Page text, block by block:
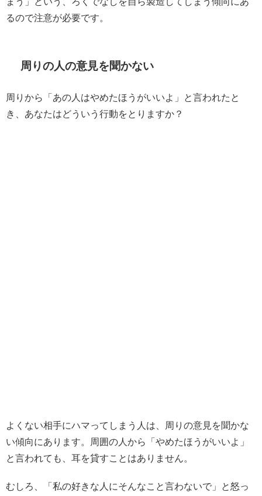
るので注意が必要です。
周りの人の意見を聞かない
周りから「あの人はやめたほうがいいよ」と言われたと
き、あなたはどういう行動をとりますか？
よくない相手にハマってしまう人は、周りの意見を聞かな
い傾向にあります。周囲の人から「やめたほうがいいよ」
と言われても、耳を貸すことはありません。
むしろ、「私の好きな人にそんなこと言わないで」と怒っ